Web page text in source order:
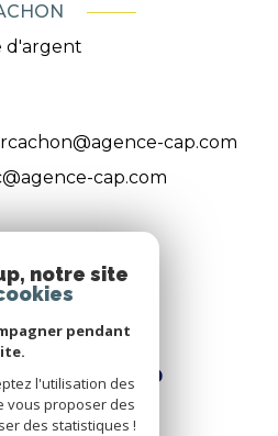
d'argent
cap.com
cap.com
notre site
pendant
l'utilisation des
vous proposer des
des statistiques !